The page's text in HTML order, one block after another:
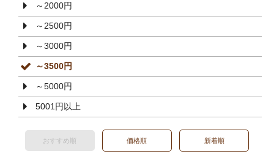
～2000円
～2500円
～3000円
～3500円
～5000円
5001円以上
おすすめ順 価格順 新着順